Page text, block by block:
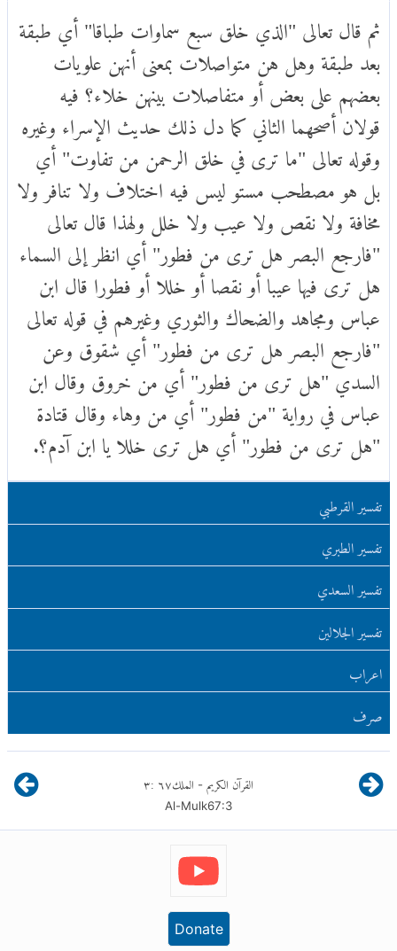
ثم قال تعالى "الذي خلق سبع سماوات طباقا" أي طبقة
بعد طبقة وهل هن متواصلات بمعنى أنهن علويات
بعضهم على بعض أو متفاصلات بينهن خلاء؟ فيه
قولان أصحهما الثاني كما دل ذلك حديث الإسراء وغيره
وقوله تعالى "ما ترى في خلق الرحمن من تفاوت" أي
بل هو مصطحب مستو ليس فيه اختلاف ولا تنافر ولا
مخافة ولا نقص ولا عيب ولا خلل ولهذا قال تعالى
"فارجع البصر هل ترى من فطور" أي انظر إلى السماء
هل ترى فيها عيبا أو نقصا أو خللا أو فطورا قال ابن
عباس ومجاهد والضحاك والثوري وغيرهم في قوله تعالى
"فارجع البصر هل ترى من فطور" أي شقوق وعن
السدي "هل ترى من فطور" أي من خروق وقال ابن
عباس في رواية "من فطور" أي من وهاء وقال قتادة
"هل ترى من فطور" أي هل ترى خللا يا ابن آدم؟.
تفسير القرطبي
تفسير الطبري
تفسير السعدي
تفسير الجلالين
اعراب
صرف
القرآن الكريم - الملك٦٧:٣
Al-Mulk67:3
Donate